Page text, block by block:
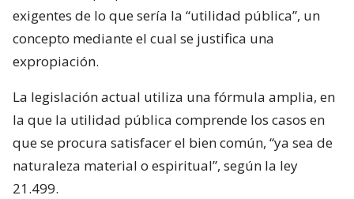
exigentes de lo que sería la “utilidad pública”, un
concepto mediante el cual se justifica una
expropiación.
La legislación actual utiliza una fórmula amplia, en
la que la utilidad pública comprende los casos en
que se procura satisfacer el bien común, “ya sea de
naturaleza material o espiritual”, según la ley
21.499.